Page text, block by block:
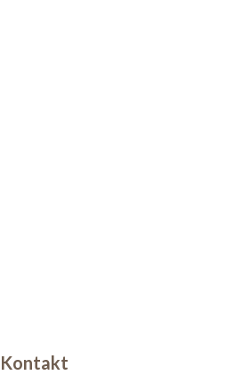
Kontakt